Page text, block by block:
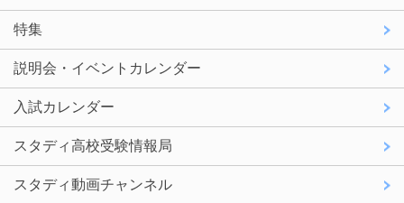
特集
説明会・イベントカレンダー
入試カレンダー
スタディ高校受験情報局
スタディ動画チャンネル